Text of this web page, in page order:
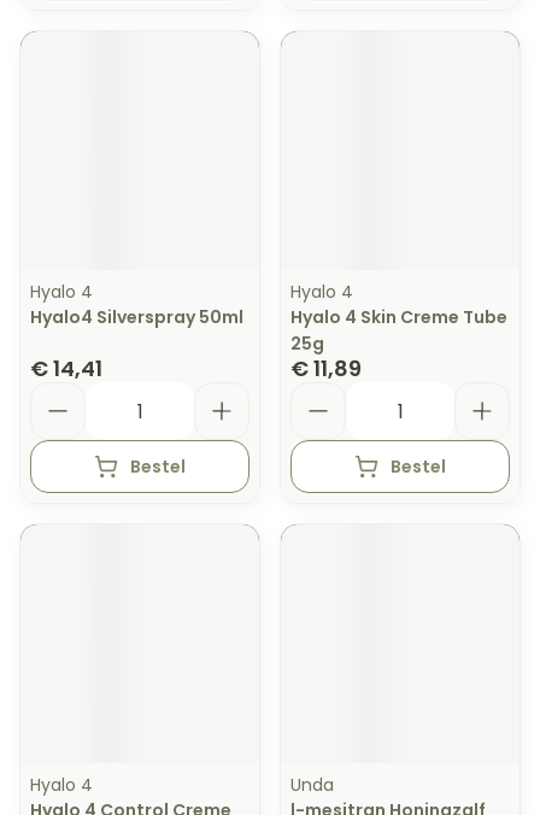
Hyalo 4
Hyalo4 Silverspray 50ml
€ 14,41
Bestel
Hyalo 4
Hyalo 4 Skin Creme Tube
25g
€ 11,89
Bestel
Hyalo 4
Hyalo 4 Control Creme
Unda
l-mesitran Honingzalf